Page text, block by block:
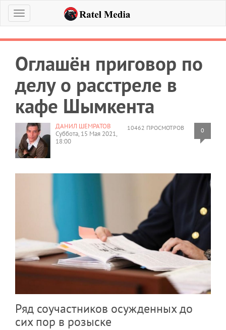
Меню
Оглашён приговор по
делу о расстреле в
кафе Шымкента
10462 ПРОСМОТРОВ 0
ДАНИЛ ШЕМРАТОВ
Суббота, 15 Мая 2021,
18:00
Ряд соучастников осужденных до
сих пор в розыске